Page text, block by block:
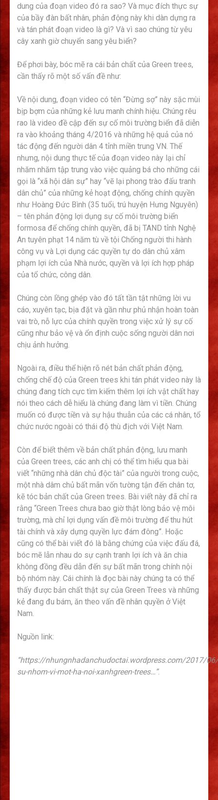
dung của đoạn video đó ra sao? Và mục đích thực sự
của bầy đàn bất nhân, phản động này khi dàn dựng ra
và tán phát đoạn video là gì? Và vì sao chúng từ yêu
cây xanh giờ chuyển sang yêu biển?
Để phơi bày, bóc mẽ ra cái bản chất của Green trees,
cần thấy rõ một số vấn đề như:
Về nội dung, đoạn video có tên “Đừng sợ” này sặc mùi
bịp bợm của những kẻ lưu manh chính hiệu. Chúng rêu
rao là video đề cập đến sự cố môi trường biển đã diễn
ra vào khoảng tháng 4/2016 và những hệ quả của nó
tác động đến người dân 4 tỉnh miền trung VN. Thế
nhưng, nội dung thực tế của đoạn video này lại chỉ
nhăm nhăm tập trung vào việc quảng bá cho những cái
gọi là “xã hội dân sự” hay “vẽ lại phong trào đấu tranh
dân chủ” của những kẻ hoạt động, chống chính quyền
như Hoàng Đức Bình (35 tuổi, trú huyện Hưng Nguyên)
– tên phản động lợi dụng sự cố môi trường biển
formosa để chống chính quyền, đã bị TAND tỉnh Nghệ
An tuyên phạt 14 năm tù về tội Chống người thi hành
công vụ và Lợi dụng các quyền tự do dân chủ xâm
phạm lợi ích của Nhà nước, quyền và lợi ích hợp pháp
của tổ chức, công dân.
Chúng còn lồng ghép vào đó tất tần tật những lời vu
cáo, xuyên tạc, bịa đặt và gần như phủ nhận hoàn toàn
vai trò, nỗ lực của chính quyền trong việc xử lý sự cố
cũng như bảo vệ và ổn định cuộc sống người dân nơi
chịu ảnh hưởng.
Ngoài ra, điều thể hiện rõ nét bản chất phản động,
chống chế độ của Green trees khi tán phát video này là
chúng đang tích cực tìm kiếm thêm lợi ích vật chất hay
nói theo cách dễ hiểu là chúng đang làm vì tiền. Chúng
muốn có được tiền và sự hậu thuẫn của các cá nhân, tổ
chức nước ngoài có thái độ thù địch với Việt Nam.
Còn để biết thêm về bản chất phản động, lưu manh
của Green trees, các anh chị có thể tìm hiểu qua bài
viết “những nhà dân chủ độc tài” của người trong cuộc,
một nhà dâm chủ bất mãn vốn tường tận đến chân tơ,
kẽ tóc bản chất của Green trees. Bài viết này đã chỉ ra
rằng “Green Trees chưa bao giờ thật lòng bảo vệ môi
trường, mà chỉ lợi dụng vấn đề môi trường để thu hút
tài chính và xây dựng quyền lực đám đông”. Hoặc
cũng có thể bài viết đó là bằng chứng của việc đấu đá,
bóc mẽ lẫn nhau do sự cạnh tranh lợi ích và ăn chia
không đồng đều dẫn đến sự bất mãn trong chính nội
bộ nhóm này. Cái chính là đọc bài này chúng ta có thể
thấy được bản chất thật sự của Green Trees và những
kẻ đang đu bám, ăn theo vấn đề nhân quyền ở Việt
Nam.
Nguồn link:
“https://nhungnhadanchudoctai.wordpress.com/2017/
su-nhom-vi-mot-ha-noi-xanhgreen-trees…”.